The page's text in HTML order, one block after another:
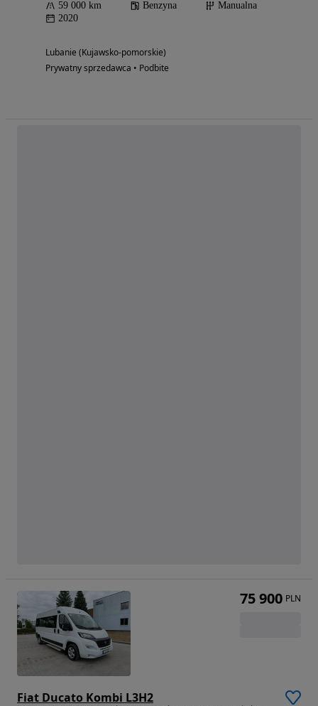
59 000 km Benzyna
Manualna
2020
Lubanie (Kujawsko-pomorskie)
Prywatny sprzedawca • Podbite
Fiat Ducato Kombi L3H2
75 900 PLN